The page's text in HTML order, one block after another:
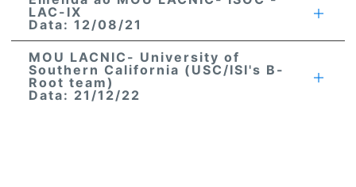
LAC-IX
Data: 12/08/21
MOU LACNIC- University of
Southern California (USC/ISI's B-
Root team)
Data: 21/12/22